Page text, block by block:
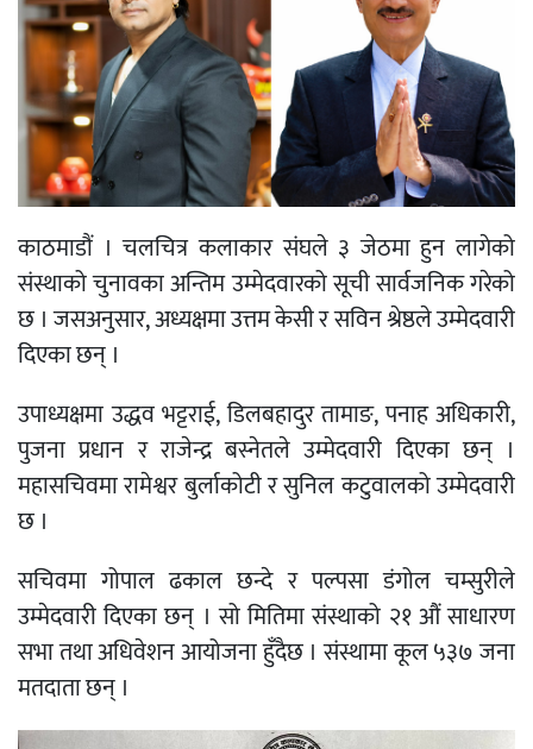
काठमाडौं । चलचित्र कलाकार संघले ३ जेठमा हुन लागेको
संस्थाको चुनावका अन्तिम उम्मेदवारको सूची सार्वजनिक गरेको
छ । जसअनुसार, अध्यक्षमा उत्तम केसी र सविन श्रेष्ठले उम्मेदवारी
दिएका छन् ।
उपाध्यक्षमा उद्धव भट्टराई, डिलबहादुर तामाङ, पनाह अधिकारी,
पुजना प्रधान र राजेन्द्र बस्नेतले उम्मेदवारी दिएका छन् ।
महासचिवमा रामेश्वर बुर्लाकोटी र सुनिल कटुवालको उम्मेदवारी
छ ।
सचिवमा गोपाल ढकाल छन्दे र पल्पसा डंगोल चम्सुरीले
उम्मेदवारी दिएका छन् । सो मितिमा संस्थाको २१ औं साधारण
सभा तथा अधिवेशन आयोजना हुँदैछ । संस्थामा कूल ५३७ जना
मतदाता छन् ।